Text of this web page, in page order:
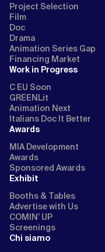
Project Selection
Film
Doc
Drama
Animation Series Gap
Financing Market
Work in Progress
C EU Soon
GREENLit
Animation Next
Italians Doc It Better
Awards
MIA Development
Awards
Sponsored Awards
Exhibit
Booths & Tables
Advertise with Us
COMIN’ UP
Screenings
Chi siamo